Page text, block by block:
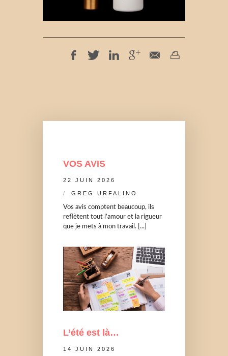
VOS AVIS
22 JUIN 2026
GREG URFALINO
Vos avis comptent beaucoup, ils
reflètent tout l’amour et la rigueur
que je mets à mon travail. [...]
L’été est là…
14 JUIN 2026